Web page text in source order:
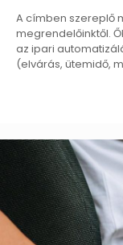
A címben szereplő
megrendelőinktől.
az ipari
(elvárás, ütemidő,